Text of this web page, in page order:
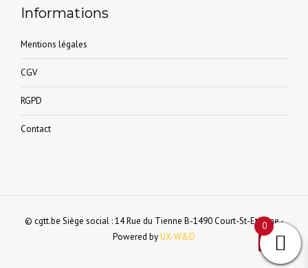
Informations
Mentions légales
CGV
RGPD
Contact
© cgtt.be Siège social : 14 Rue du Tienne B-1490 Court-St-Etienne -
Powered byUX-W&D
0